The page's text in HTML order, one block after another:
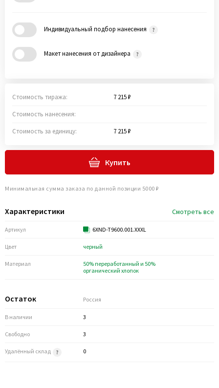
Характеристики Смотреть все
Артикул 6XND-T9600.001.XXXL
Цвет черный
Материал
50% переработанный и 50%
органический хлопок
Остаток Россия
В наличии 3
Свободно 3
Удалённый склад 0
Индивидуальный подбор нанесения
Макет нанесения от дизайнера
Стоимость тиража: 7 215 ₽
Стоимость нанесения:
Стоимость за единицу: 7 215 ₽
Купить
Минимальная сумма заказа по данной позиции 5000 ₽